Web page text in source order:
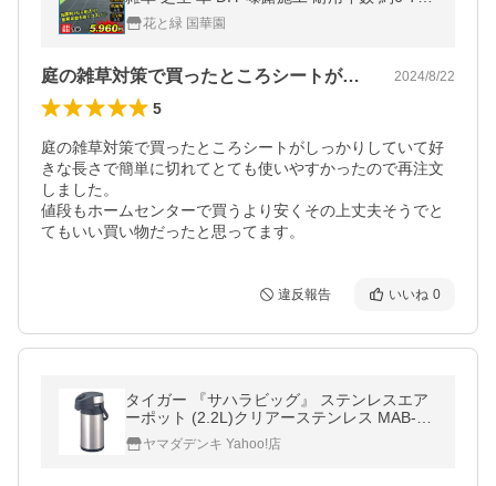
抗菌剤 UV剤 厚み0.4ｍｍ 砂利 芝 高密度強
力防草シート・黒
花と緑 国華園
庭の雑草対策で買ったところシートがしっ… 2024/8/22
5
庭の雑草対策で買ったところシートがしっかりしていて好
きな長さで簡単に切れてとても使いやすかったので再注文
しました。
値段もホームセンターで買うより安くその上丈夫そうでと
てもいい買い物だったと思ってます。
違反報告 いいね 0
タイガー 『サハラビッグ』 ステンレスエア
ーポット (2.2L)クリアーステンレス MAB-A2
20 ヤマダデンキ Yahoo!店